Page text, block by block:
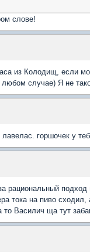
слове!
из Колодищ, если
случае) Я не
горшочек у
рациональный подход
тока на пиво
то Василич ща тут